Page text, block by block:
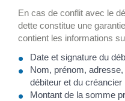
En cas de conflit avec le
dette constitue une
contient les informations
Date et signature du
Nom, prénom,
débiteur et du créancier
Montant de la somme